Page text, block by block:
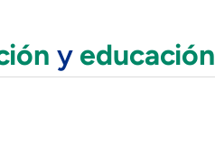
y educación